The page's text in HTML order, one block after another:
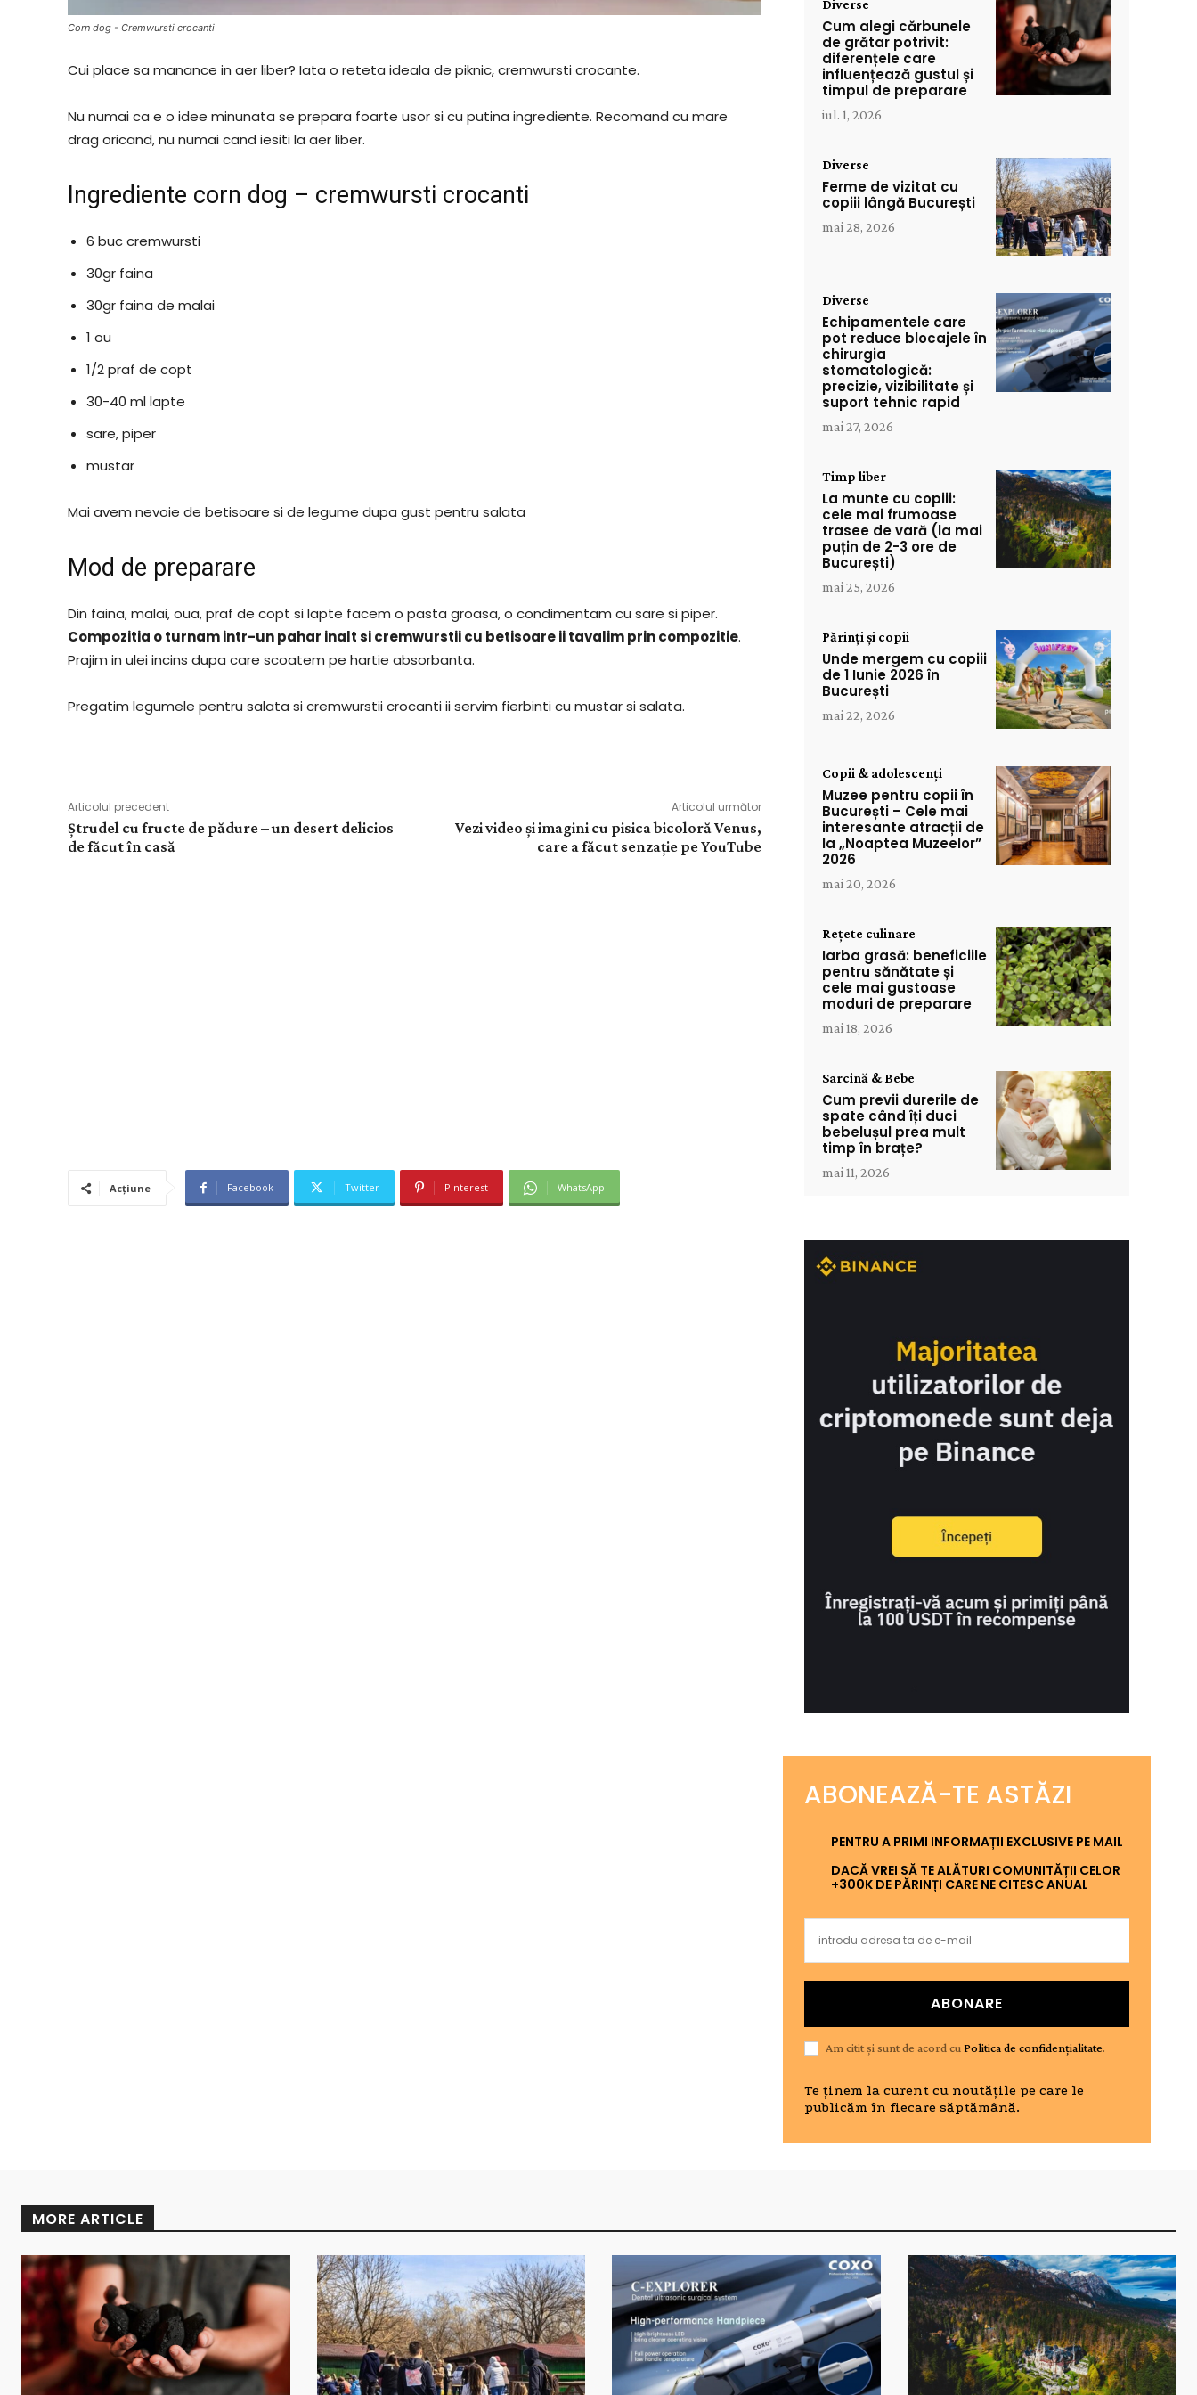
Corn dog - Cremwursti crocanti
Cui place sa manance in aer liber? Iata o reteta ideala de piknic, cremwursti crocante.
Nu numai ca e o idee minunata se prepara foarte usor si cu putina ingrediente. Recomand cu mare
drag oricand, nu numai cand iesiti la aer liber.
Ingrediente corn dog – cremwursti crocanti
6 buc cremwursti
30gr faina
30gr faina de malai
1 ou
1/2 praf de copt
30-40 ml lapte
sare, piper
mustar
Mai avem nevoie de betisoare si de legume dupa gust pentru salata
Mod de preparare
Din faina, malai, oua, praf de copt si lapte facem o pasta groasa, o condimentam cu sare si piper.
Compozitia o turnam intr-un pahar inalt si cremwurstii cu betisoare ii tavalim prin compozitie.
Prajim in ulei incins dupa care scoatem pe hartie absorbanta.
Pregatim legumele pentru salata si cremwurstii crocanti ii servim fierbinti cu mustar si salata.
Articolul precedent
Ștrudel cu fructe de pădure – un desert delicios
de făcut în casă
Articolul următor
Vezi video și imagini cu pisica bicoloră Venus,
care a făcut senzație pe YouTube
Acțiune Facebook Twitter Pinterest WhatsApp
Diverse
Cum alegi cărbunele
de grătar potrivit:
diferențele care
influențează gustul și
timpul de preparare
iul. 1, 2026
Diverse
Ferme de vizitat cu
copiii lângă București
mai 28, 2026
Diverse
Echipamentele care
pot reduce blocajele în
chirurgia
stomatologică:
precizie, vizibilitate și
suport tehnic rapid
mai 27, 2026
Timp liber
La munte cu copiii:
cele mai frumoase
trasee de vară (la mai
puțin de 2-3 ore de
București)
mai 25, 2026
Părinți și copii
Unde mergem cu copiii
de 1 Iunie 2026 în
București
mai 22, 2026
Copii & adolescenți
Muzee pentru copii în
București – Cele mai
interesante atracții de
la „Noaptea Muzeelor”
2026
mai 20, 2026
Rețete culinare
Iarba grasă: beneficiile
pentru sănătate și
cele mai gustoase
moduri de preparare
mai 18, 2026
Sarcină & Bebe
Cum previi durerile de
spate când îți duci
bebelușul prea mult
timp în brațe?
mai 11, 2026
ABONEAZĂ-TE ASTĂZI
PENTRU A PRIMI INFORMAȚII EXCLUSIVE PE MAIL
DACĂ VREI SĂ TE ALĂTURI COMUNITĂȚII CELOR
+300K DE PĂRINȚI CARE NE CITESC ANUAL
ABONARE
Am citit și sunt de acord cuPolitica de confidențialitate.
Te ținem la curent cu noutățile pe care le
publicăm în fiecare săptămână.
MORE ARTICLE